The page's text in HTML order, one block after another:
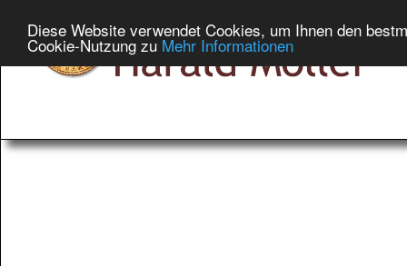
Diese Website verwendet Cookies, um Ihnen den
Cookie-Nutzung zu Mehr Informationen